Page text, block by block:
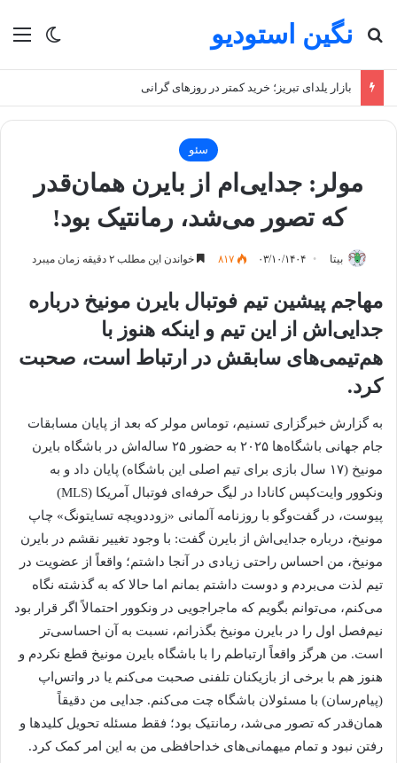
تغییر نگین استودیو
جستجو برای
بازار یلدای تبریز؛ خرید کمتر در روزهای گرانی
سئو
مولر: جدایی‌ام از بایرن همان‌قدر
که تصور می‌شد، رمانتیک بود!
بیتا ۰۳/۱۰/۱۴۰۴ ۸۱۷ خواندن این مطلب ۲ دقیقه زمان میبرد
مهاجم پیشین تیم فوتبال بایرن مونیخ درباره
جدایی‌اش از این تیم و اینکه هنوز با
هم‌تیمی‌های سابقش در ارتباط است، صحبت
کرد.
به گزارش خبرگزاری تسنیم، توماس مولر که بعد از پایان مسابقات
جام جهانی باشگاه‌ها ۲۰۲۵ به حضور ۲۵ ساله‌اش در باشگاه بایرن
مونیخ (۱۷ سال بازی برای تیم اصلی این باشگاه) پایان داد و به
ونکوور وایت‌کپس کانادا در لیگ حرفه‌ای فوتبال آمریکا (MLS)
پیوست، در گفت‌وگو با روزنامه آلمانی «زوددویچه تسایتونگ» چاپ
مونیخ، درباره جدایی‌اش از بایرن گفت: با وجود تغییر نقشم در بایرن
مونیخ، من احساس راحتی زیادی در آنجا داشتم؛ واقعاً از عضویت در
تیم لذت می‌بردم و دوست داشتم بمانم اما حالا که به گذشته نگاه
می‌کنم، می‌توانم بگویم که ماجراجویی در ونکوور احتمالاً اگر قرار بود
نیم‌فصل اول را در بایرن مونیخ بگذرانم، نسبت به آن احساسی‌تر
است. من هرگز واقعاً ارتباطم را با باشگاه بایرن مونیخ قطع نکردم و
هنوز هم با برخی از بازیکنان تلفنی صحبت می‌کنم یا در واتس‌اپ
(پیام‌رسان) با مسئولان باشگاه چت می‌کنم. جدایی من دقیقاً
همان‌قدر که تصور می‌شد، رمانتیک بود؛ فقط مسئله تحویل کلیدها و
رفتن نبود و تمام میهمانی‌های خداحافظی من به این امر کمک کرد.